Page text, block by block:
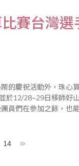
賽台灣
的慶祝活動外，珠心
於12/28~29日移師好
14